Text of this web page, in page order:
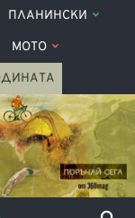
ПЛАНИНСКИ
МОТО